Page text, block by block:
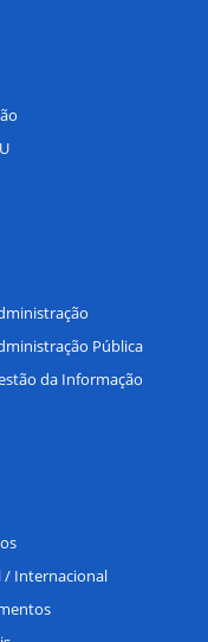
Pública
da Informação
Internacional